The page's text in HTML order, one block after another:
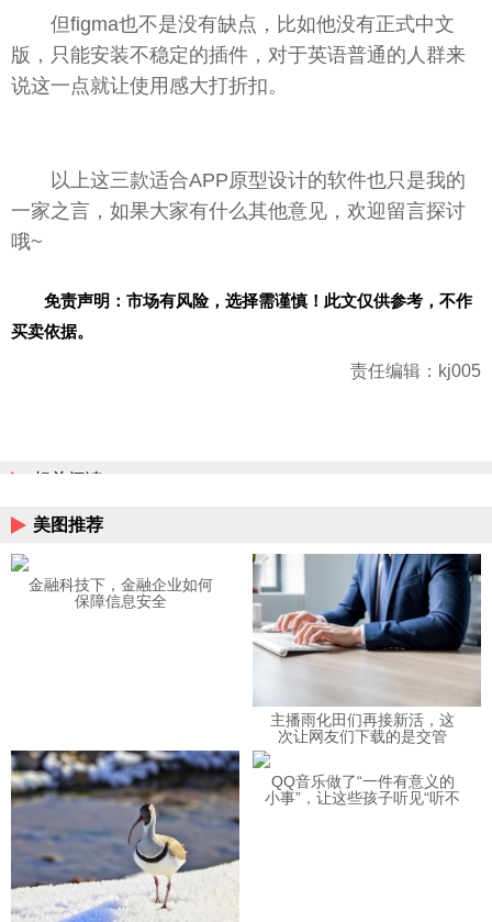
但figma也不是没有缺点，比如他没有正式中文
版，只能安装不稳定的插件，对于英语普通的人群来
说这一点就让使用感大打折扣。
以上这三款适合APP原型设计的软件也只是我的
一家之言，如果大家有什么其他意见，欢迎留言探讨
哦~
免责声明：市场有风险，选择需谨慎！此文仅供参考，不作
买卖依据。
责任编辑：kj005
相关阅读
美图推荐
金融科技下，金融企业如何
保障信息安全
主播雨化田们再接新活，这
次让网友们下载的是交管
QQ音乐做了“一件有意义的
小事”，让这些孩子听见“听不